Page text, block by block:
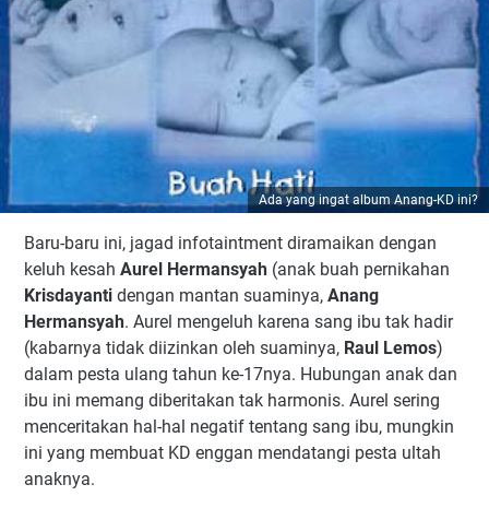
Ada yang ingat album Anang-KD ini?
Baru-baru ini, jagad infotaintment diramaikan dengan
keluh kesah Aurel Hermansyah (anak buah pernikahan
Krisdayanti dengan mantan suaminya, Anang
Hermansyah. Aurel mengeluh karena sang ibu tak hadir
(kabarnya tidak diizinkan oleh suaminya, Raul Lemos)
dalam pesta ulang tahun ke-17nya. Hubungan anak dan
ibu ini memang diberitakan tak harmonis. Aurel sering
menceritakan hal-hal negatif tentang sang ibu, mungkin
ini yang membuat KD enggan mendatangi pesta ultah
anaknya.